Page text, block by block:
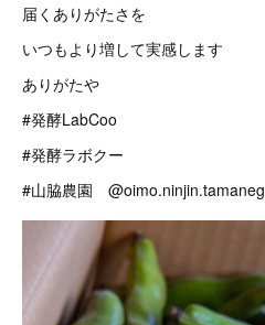
届くありがたさを
いつもより増して実感します
ありがたや
#発酵LabCoo
#発酵ラボクー
#山脇農園 @oimo.ninjin.tamaneg